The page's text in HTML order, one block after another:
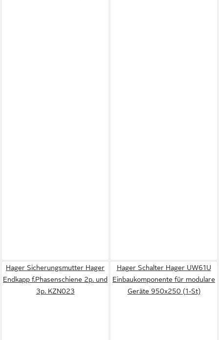
Hager Sicherungsmutter Hager
Endkapp f.Phasenschiene 2p. und
3p. KZN023
Hager Schalter Hager UW61U
Einbaukomponente für modulare
Geräte 950x250 (1-St)